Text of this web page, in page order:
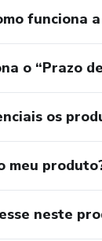
funciona
o “Prazo
os
meu
neste